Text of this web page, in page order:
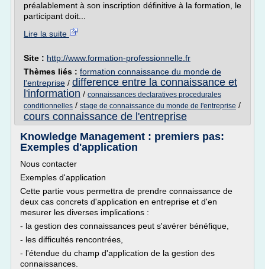
préalablement à son inscription définitive à la formation, le
participant doit...
Lire la suite
Site : http://www.formation-professionnelle.fr
Thèmes liés : formation connaissance du monde de
l'entreprise / difference entre la connaissance et
l'information / connaissances declaratives procedurales
conditionnelles / stage de connaissance du monde de l'entreprise /
cours connaissance de l'entreprise
Knowledge Management : premiers pas:
Exemples d'application
Nous contacter
Exemples d'application
Cette partie vous permettra de prendre connaissance de
deux cas concrets d'application en entreprise et d'en
mesurer les diverses implications :
- la gestion des connaissances peut s'avérer bénéfique,
- les difficultés rencontrées,
- l'étendue du champ d'application de la gestion des
connaissances.